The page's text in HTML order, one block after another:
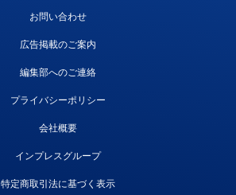
お問い合わせ
広告掲載のご案内
編集部へのご連絡
プライバシーポリシー
会社概要
インプレスグループ
特定商取引法に基づく表示